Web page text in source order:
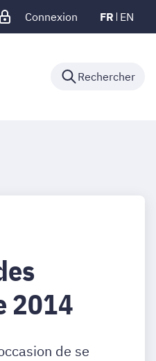
Connexion FR EN
Rechercher
2014
de se